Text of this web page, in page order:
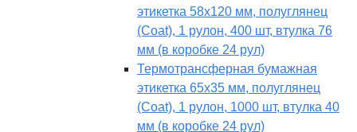
этикетка 58х120 мм, полуглянец
(Coat), 1 рулон, 400 шт, втулка 76
мм (в коробке 24 рул)
Термотрансферная бумажная
этикетка 65х35 мм, полуглянец
(Coat), 1 рулон, 1000 шт, втулка 40
мм (в коробке 24 рул)